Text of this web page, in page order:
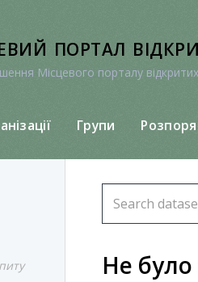
портал
Місцевого порталу
Групи
Не